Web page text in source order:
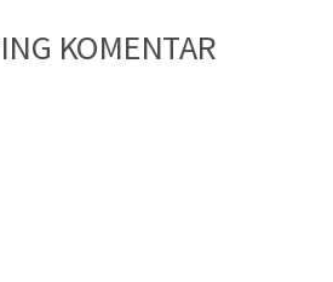
KOMENTAR